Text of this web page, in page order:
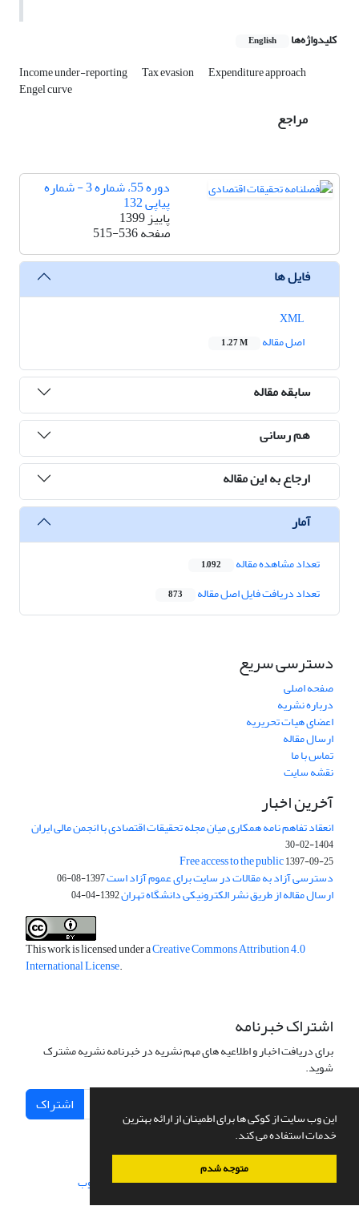
این وب سایت از کوکی ها برای اطمینان از ارائه بهترین
خدمات استفاده می کند.
متوجه شدم
کلیدواژه‌ها English
Income under-reporting Tax evasion Expenditure approach
Engel curve
مراجع
دوره 55، شماره 3 - شماره
پیاپی 132
پاییز 1399
صفحه515-536
فایل ها
اصل مقاله
1.27 M
سابقه مقاله
هم رسانی
ارجاع به این مقاله
آمار
تعداد مشاهده مقاله 1,092
تعداد دریافت فایل اصل مقاله 873
دسترسی سریع
صفحه اصلی
درباره نشریه
اعضای هیات تحریریه
ارسال مقاله
تماس با ما
نقشه سایت
آخرین اخبار
انعقاد تفاهم نامه همکاری میان مجله تحقیقات اقتصادی با انجمن مالی ایران
1404-02-30
Free access to the public1397-09-25
دسترسی آزاد به مقالات در سایت برای عموم آزاد است1397-08-06
ارسال مقاله از طریق نشر الکترونیکی دانشگاه تهران1392-04-04
This work is licensed under aCreative Commons Attribution 4.0
International License.
اشتراک خبرنامه
برای دریافت اخبار و اطلاعیه های مهم نشریه در خبرنامه نشریه مشترک
شوید.
اشتراک
سامانه مدیریت نشریات علمی.طراحی و پیاده سازی از سیناوب